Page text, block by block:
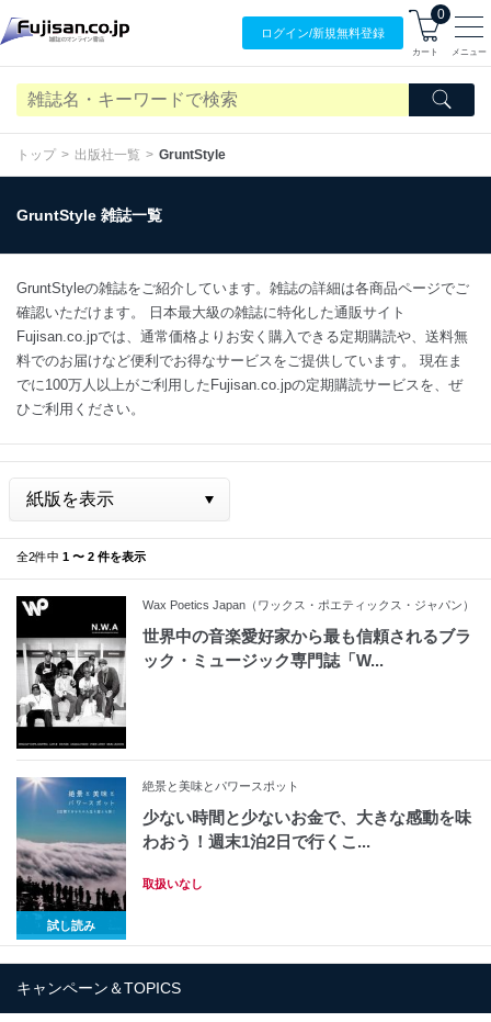
ログイン/新規無料登録
0
カート メニュー
トップ 出版社一覧 GruntStyle
GruntStyle 雑誌一覧
GruntStyleの雑誌をご紹介しています。雑誌の詳細は各商品ページでご
確認いただけます。 日本最大級の雑誌に特化した通販サイト
Fujisan.co.jpでは、通常価格よりお安く購入できる定期購読や、送料無
料でのお届けなど便利でお得なサービスをご提供しています。 現在ま
でに100万人以上がご利用したFujisan.co.jpの定期購読サービスを、ぜ
ひご利用ください。
全2件中 1 〜 2 件を表示
Wax Poetics Japan（ワックス・ポエティックス・ジャパン）
世界中の音楽愛好家から最も信頼されるブラ
ック・ミュージック専門誌「W...
試し読み
絶景と美味とパワースポット
少ない時間と少ないお金で、大きな感動を味
わおう！週末1泊2日で行くこ...
取扱いなし
キャンペーン＆TOPICS